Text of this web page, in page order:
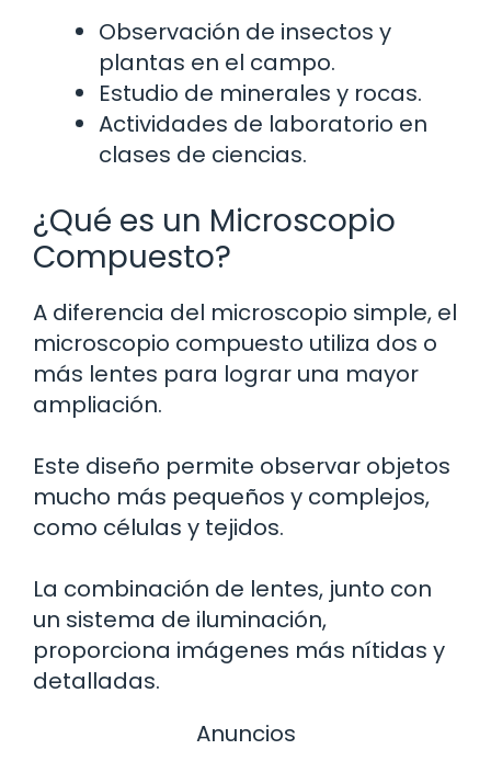
Observación de insectos y
plantas en el campo.
Estudio de minerales y rocas.
Actividades de laboratorio en
clases de ciencias.
¿Qué es un Microscopio
Compuesto?
A diferencia del microscopio simple, el
microscopio compuesto utiliza dos o
más lentes para lograr una mayor
ampliación.
Este diseño permite observar objetos
mucho más pequeños y complejos,
como células y tejidos.
La combinación de lentes, junto con
un sistema de iluminación,
proporciona imágenes más nítidas y
detalladas.
Anuncios